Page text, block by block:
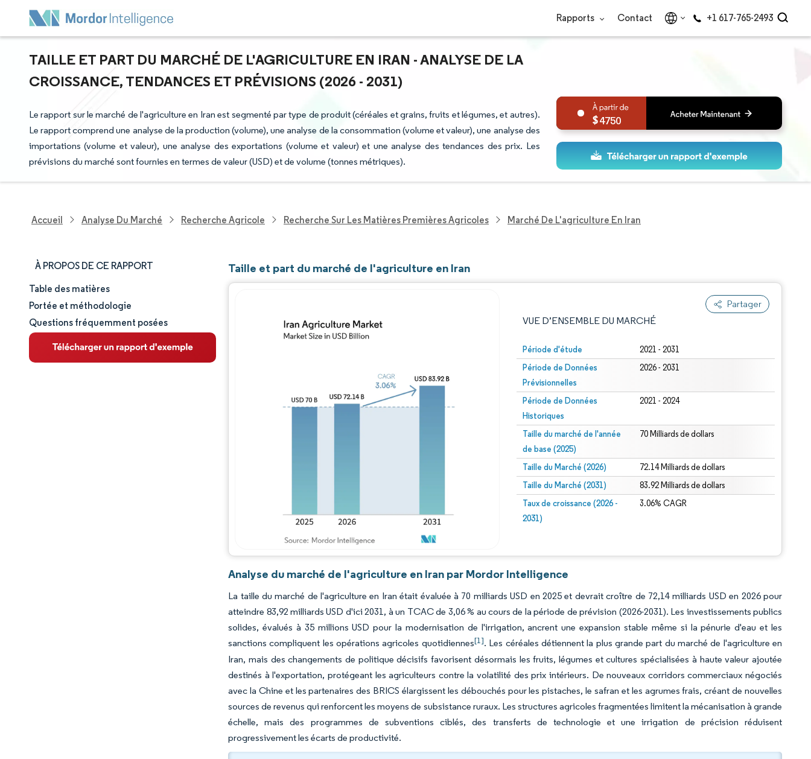
Rapports Contact +1 617-765-2493
TAILLE ET PART DU MARCHÉ DE L'AGRICULTURE EN IRAN - ANALYSE DE LA
CROISSANCE, TENDANCES ET PRÉVISIONS (2026 - 2031)
Le rapport sur le marché de l'agriculture en Iran est segmenté par type de produit (céréales et grains, fruits et légumes, et autres).
Le rapport comprend une analyse de la production (volume), une analyse de la consommation (volume et valeur), une analyse des
importations (volume et valeur), une analyse des exportations (volume et valeur) et une analyse des tendances des prix. Les
prévisions du marché sont fournies en termes de valeur (USD) et de volume (tonnes métriques).
4750
Accueil Analyse Du Marché Recherche Agricole Recherche Sur Les Matières Premières Agricoles Marché De L'agriculture En Iran
À PROPOS DE CE RAPPORT
Taille et part de marché
Analyse du marché
Tendances et perspectives
Table des matières
Portée et méthodologie
Questions fréquemment posées
Taille et part du marché de l'agriculture en Iran
Partager
VUE D’ENSEMBLE DU MARCHÉ
Période d'étude 2021 - 2031
Période de Données
Prévisionnelles
2026 - 2031
Période de Données
Historiques
2021 - 2024
Taille du marché de l'année
de base (2025)
70 Milliards de dollars
Taille du Marché (2026) 72.14 Milliards de dollars
Taille du Marché (2031) 83.92 Milliards de dollars
Taux de croissance (2026 -
2031)
3.06% CAGR
Image © Mordor Intelligence. La réutilisation nécessite une attribution sous CC BY 4.0.
Analyse du marché de l'agriculture en Iran par Mordor Intelligence
La taille du marché de l'agriculture en Iran était évaluée à 70 milliards USD en 2025 et devrait croître de 72,14 milliards USD en 2026 pour
atteindre 83,92 milliards USD d'ici 2031, à un TCAC de 3,06 % au cours de la période de prévision (2026-2031). Les investissements publics
solides, évalués à 35 millions USD pour la modernisation de l'irrigation, ancrent une expansion stable même si la pénurie d'eau et les
sanctions compliquent les opérations agricoles quotidiennes[1]. Les céréales détiennent la plus grande part du marché de l'agriculture en
Iran, mais des changements de politique décisifs favorisent désormais les fruits, légumes et cultures spécialisées à haute valeur ajoutée
destinés à l'exportation, protégeant les agriculteurs contre la volatilité des prix intérieurs. De nouveaux corridors commerciaux négociés
avec la Chine et les partenaires des BRICS élargissent les débouchés pour les pistaches, le safran et les agrumes frais, créant de nouvelles
sources de revenus qui renforcent les moyens de subsistance ruraux. Les structures agricoles fragmentées limitent la mécanisation à grande
échelle, mais des programmes de subventions ciblés, des transferts de technologie et une irrigation de précision réduisent
progressivement les écarts de productivité.